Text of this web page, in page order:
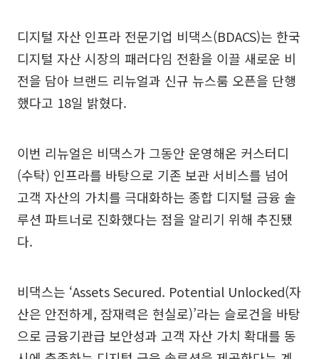
디지털 자산 인프라 전문기업 비댁스(BDACS)는 한국
디지털 자산 시장의 패러다임 전환을 이끌 새로운 비
전을 담아 브랜드 리뉴얼과 신규 뉴스룸 오픈을 단행
했다고 18일 밝혔다.
이번 리뉴얼은 비댁스가 그동안 운영해온 커스터디
(수탁) 인프라를 바탕으로 기존 보관 서비스를 넘어
고객 자산의 가치를 극대화하는 종합 디지털 금융 솔
루션 파트너로 진화했다는 점을 알리기 위해 추진됐
다.
비댁스는 ‘Assets Secured. Potential Unlocked(자
산은 안전하게, 잠재력은 현실로)’라는 슬로건을 바탕
으로 금융기관급 보안성과 고객 자산 가치 확대를 동